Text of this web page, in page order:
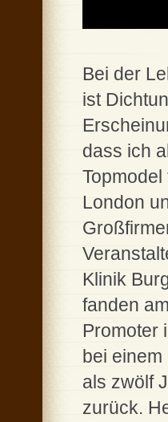
Bei der
ist
dass ich
London
Klinik
fanden
Promoter
bei
als zwölf
zurück.